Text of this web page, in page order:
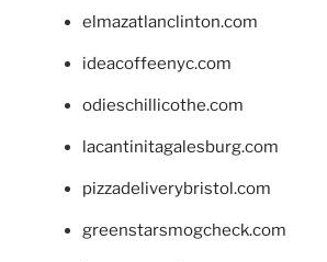
elmazatlanclinton.com
ideacoffeenyc.com
odieschillicothe.com
lacantinitagalesburg.com
pizzadeliverybristol.com
greenstarsmogcheck.com